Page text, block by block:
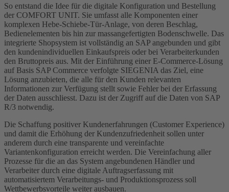
So entstand die Idee für die digitale Konfiguration und Bestellung
der COMFORT UNIT. Sie umfasst alle Komponenten einer
komplexen Hebe-Schiebe-Tür-Anlage, von deren Beschlag,
Bedienelementen bis hin zur massangefertigten Bodenschwelle. Das
integrierte Shopsystem ist vollständig an SAP angebunden und gibt
den kundenindividuellen Einkaufspreis oder bei Verarbeiterkunden
den Bruttopreis aus. Mit der Einführung einer E-Commerce-Lösung
auf Basis SAP Commerce verfolgte SIEGENIA das Ziel, eine
Lösung anzubieten, die alle für den Kunden relevanten
Informationen zur Verfügung stellt sowie Fehler bei der Erfassung
der Daten ausschliesst. Dazu ist der Zugriff auf die Daten von SAP
R/3 notwendig.
Die Schaffung positiver Kundenerfahrungen (Customer Experience)
und damit die Erhöhung der Kundenzufriedenheit sollen unter
anderem durch eine transparente und vereinfachte
Variantenkonfiguration erreicht werden. Die Vereinfachung aller
Prozesse für die an das System angebundenen Händler und
Verarbeiter durch eine digitale Auftragserfassung mit
automatisiertem Verarbeitungs- und Produktionsprozess soll
Wettbewerbsvorteile weiter ausbauen.